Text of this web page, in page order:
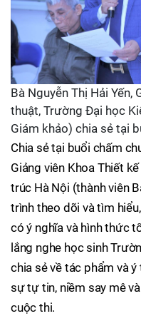
Bà Nguyễn Thị Hải Yến,
thuật, Trường Đại học
Giám khảo) chia sẻ tại
Chia sẻ tại buổi chấm
Giảng viên Khoa Thiết
trúc Hà Nội (thành viên
trình theo dõi và tìm
có ý nghĩa và hình thức
lắng nghe học sinh
chia sẻ về tác phẩm và
sự tự tin, niềm say mê
cuộc thi.